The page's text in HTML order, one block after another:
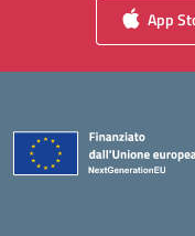
App